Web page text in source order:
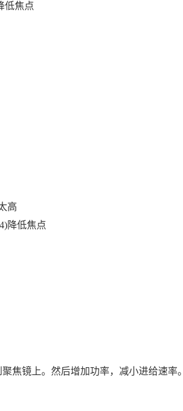
低焦点
高
降低焦点
焦镜上。然后增加功率，减小进给速率。